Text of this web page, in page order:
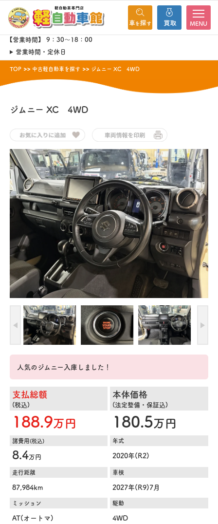
MENU
【営業時間】 9：30～18：00
営業時間・定休日
TOP 中古軽自動車を探す ジムニー XC 4WD
ジムニー XC 4WD
人気のジムニー入庫しました！
支払総額
(税込)
188.9万円
本体価格
(法定整備・保証込)
180.5万円
諸費用(税込)
8.4万円
年式
2020年(R2)
走行距離
87,984km
車検
2027年(R9)7月
ミッション
AT(オートマ)
駆動
4WD